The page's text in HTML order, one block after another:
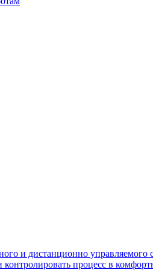
и дистанционно
процесс в